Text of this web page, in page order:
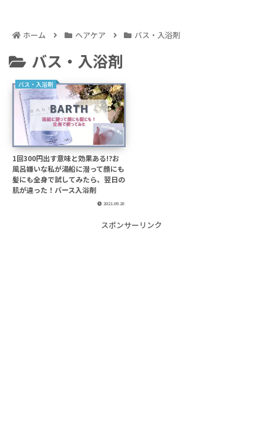
ホーム ヘアケア バス・入浴剤
バス・入浴剤
バス・入浴剤
1回300円出す意味と効果ある!?お
風呂嫌いな私が湯船に潜って顔にも
髪にも全身で試してみたら、翌日の
肌が違った！バース入浴剤
2021.09.28
スポンサーリンク